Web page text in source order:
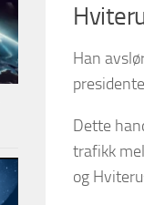
Han
Dette
trafikk
og